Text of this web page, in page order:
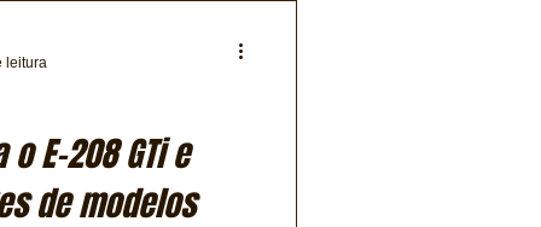
E-208 GTi e
de modelos
leitura